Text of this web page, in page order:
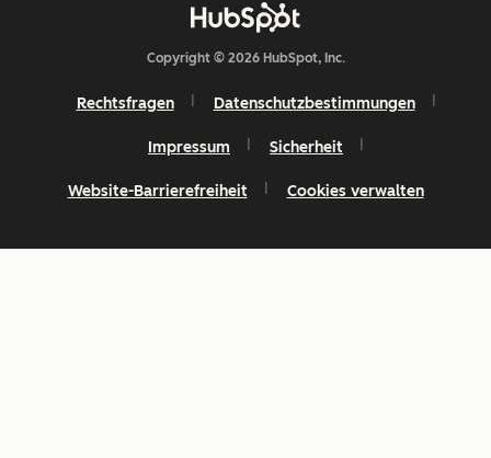
Copyright © 2026 HubSpot, Inc.
Rechtsfragen Datenschutzbestimmungen
Impressum Sicherheit
Website-Barrierefreiheit Cookies verwalten